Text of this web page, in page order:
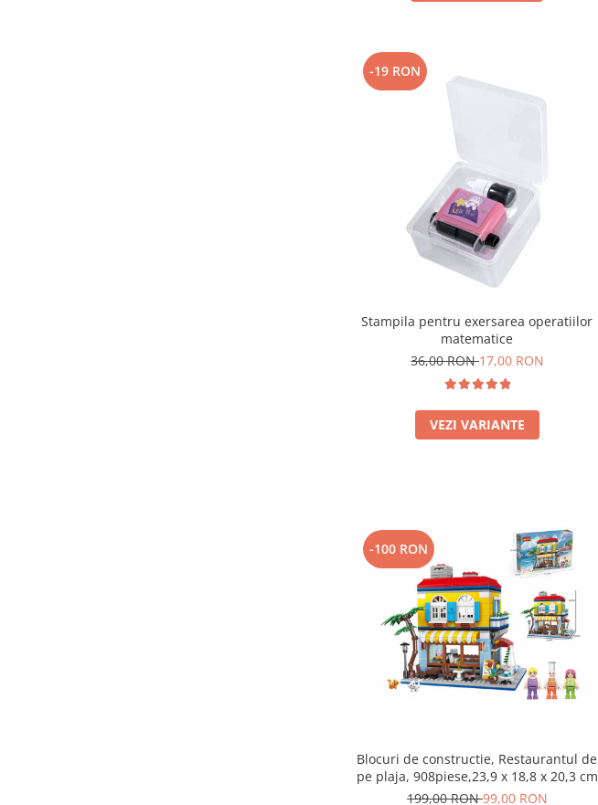
-19 RON
Stampila pentru exersarea operatiilor
matematice
36,00 RON17,00 RON
VEZI VARIANTE
-100 RON
Blocuri de constructie, Restaurantul de
pe plaja, 908piese,23,9 x 18,8 x 20,3 cm
199,00 RON99,00 RON